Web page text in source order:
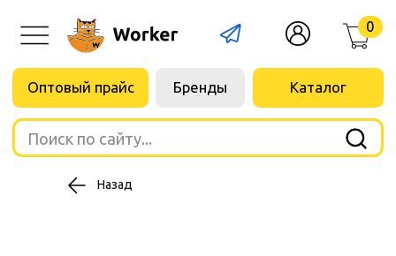
Поиск по сайту...
Назад